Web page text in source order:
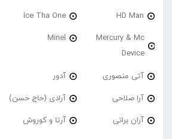
HD Man
Ice Tha One
Mercury & Mc
Device
Minel
آتی منصوری آدور
آرا صلاحی آرادی (حاج حسن)
آران براتی آرتا و کوروش